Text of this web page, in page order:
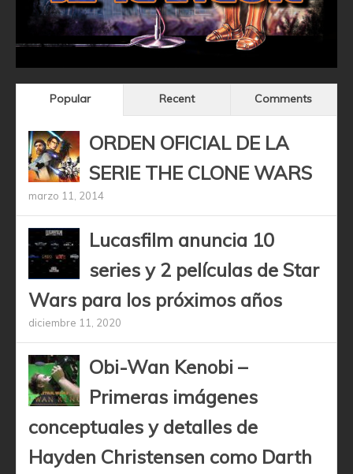
Popular Recent Comments
ORDEN OFICIAL DE LA
SERIE THE CLONE WARS
marzo 11, 2014
Lucasfilm anuncia 10
series y 2 películas de Star
Wars para los próximos años
diciembre 11, 2020
Obi-Wan Kenobi –
Primeras imágenes
conceptuales y detalles de
Hayden Christensen como Darth